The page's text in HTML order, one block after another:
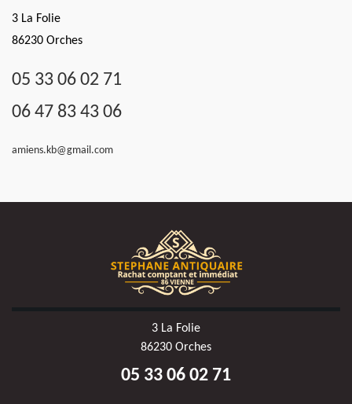
3 La Folie
86230 Orches
05 33 06 02 71
06 47 83 43 06
amiens.kb@gmail.com
3 La Folie
86230 Orches
05 33 06 02 71